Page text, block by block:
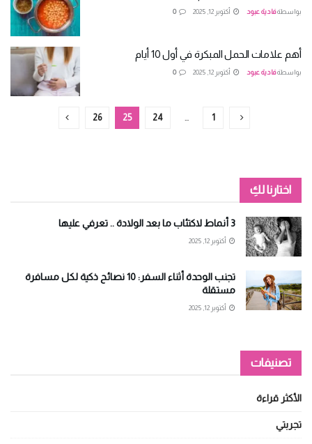
بواسطةفادية عبود أكتوبر 12, 2025 0
أهم علامات الحمل المبكرة في أول 10 أيام
بواسطةفادية عبود أكتوبر 12, 2025 0
1
…
24
25
26
اختارنا لكِ
3 أنماط لاكتئاب ما بعد الولادة .. تعرفي عليها
أكتوبر 12, 2025
تجنب الوحدة أثناء السفر: 10 نصائح ذكية لكل مسافرة
مستقلة
أكتوبر 12, 2025
تصنيفات
الأكثر قراءة
تجربتي